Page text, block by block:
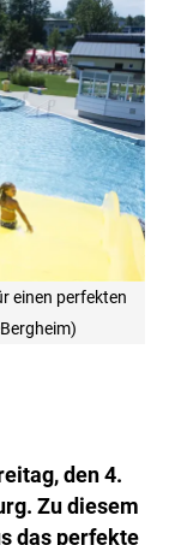
einen perfekten
den 4.
Zu diesem
das perfekte